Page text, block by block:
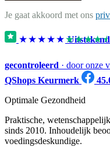
Je gaat akkoord met ons
★★★★★★★★★★
Uitstekend
gecontroleerd · door onze
QShops Keurmerk
Optimale Gezondheid
Praktische,
sinds 2010. Inhoudelijk
voedingsdeskundige.